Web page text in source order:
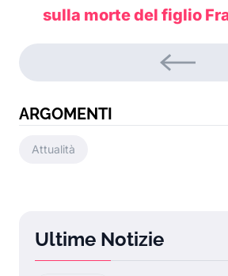
sulla morte del figlio
ARGOMENTI
Attualità
Ultime Notizie